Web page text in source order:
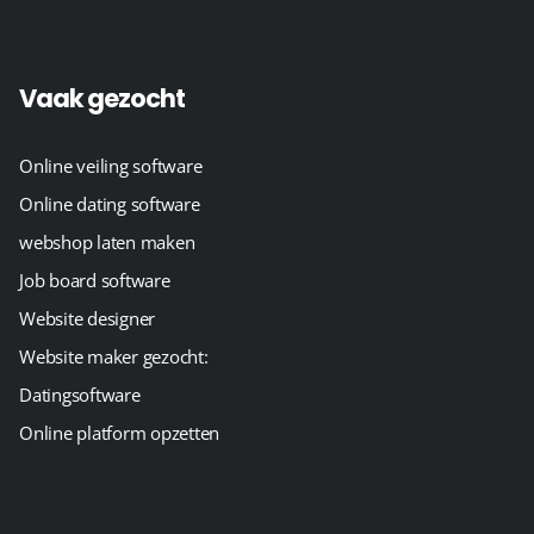
Vaak gezocht
Online veiling software
Online dating software
webshop laten maken
Job board software
Website designer
Website maker gezocht:
Datingsoftware
Online platform opzetten